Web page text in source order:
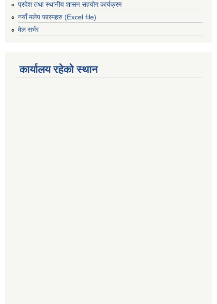
प्रदेश तथा स्थानीय शासन सहयोग कार्यक्रम
नयाँ मलेप फारमहरु (Excel file)
मेल सर्भर
कार्यालय रहेको स्थान